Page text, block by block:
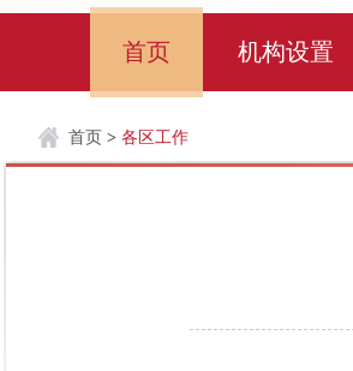
首页 机构设置
首页 > 各区工作